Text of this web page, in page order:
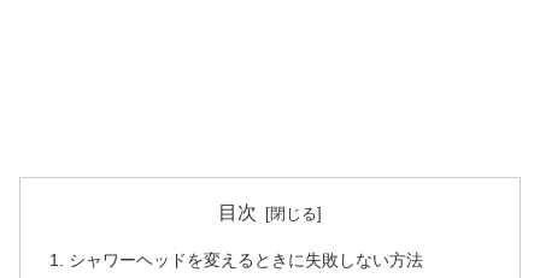
目次
シャワーヘッドを変えるときに失敗しない方法